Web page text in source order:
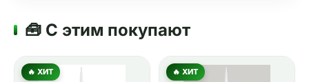
🧰 С этим покупают
🔥 ХИТ 🔥 ХИТ